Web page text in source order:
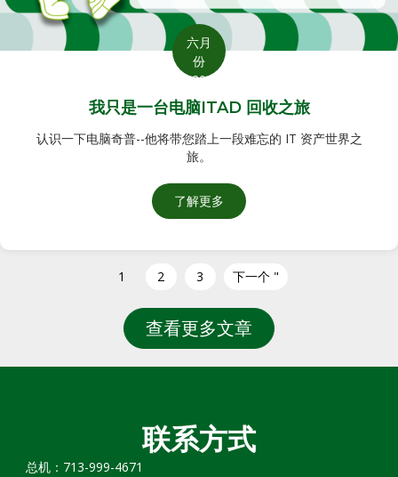
六月
份
20
我只是一台电脑ITAD 回收之旅
认识一下电脑奇普--他将带您踏上一段难忘的 IT 资产世界之
旅。
了解更多 关于我只是一台电脑：ITAD
1 2 3 下一个 "
查看更多文章
联系方式
总机：713-999-4671